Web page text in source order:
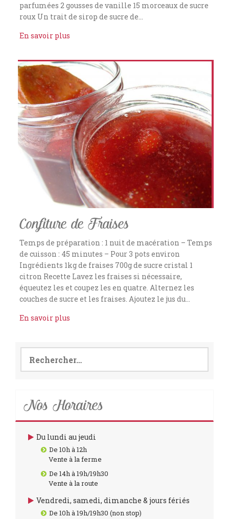
parfumées 2 gousses de vanille 15 morceaux de sucre
roux Un trait de sirop de sucre de…
En savoir plus
Confiture de Fraises
Temps de préparation : 1 nuit de macération – Temps
de cuisson : 45 minutes – Pour 3 pots environ
Ingrédients 1kg de fraises 700g de sucre cristal 1
citron Recette Lavez les fraises si nécessaire,
équeutez les et coupez les en quatre. Alternez les
couches de sucre et les fraises. Ajoutez le jus du…
En savoir plus
Nos Horaires
Du lundi au jeudi
De 10h à 12h
Vente à la ferme
De 14h à 19h/19h30
Vente à la route
Vendredi, samedi, dimanche & jours fériés
De 10h à 19h/19h30 (non stop)